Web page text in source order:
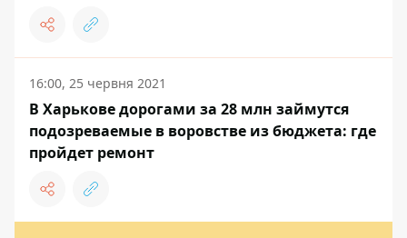
16:00, 25 червня 2021
В Харькове дорогами за 28 млн займутся
подозреваемые в воровстве из бюджета: где
пройдет ремонт